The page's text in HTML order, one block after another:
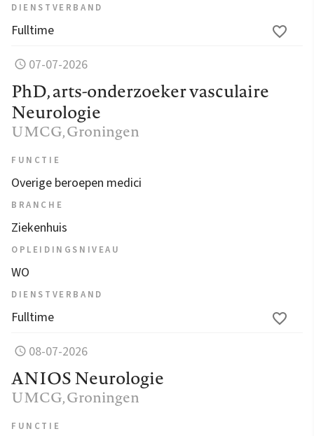
DIENSTVERBAND
Fulltime
07-07-2026
PhD, arts-onderzoeker vasculaire
Neurologie
UMCG, Groningen
FUNCTIE
Overige beroepen medici
BRANCHE
Ziekenhuis
OPLEIDINGSNIVEAU
WO
DIENSTVERBAND
Fulltime
08-07-2026
ANIOS Neurologie
UMCG, Groningen
FUNCTIE